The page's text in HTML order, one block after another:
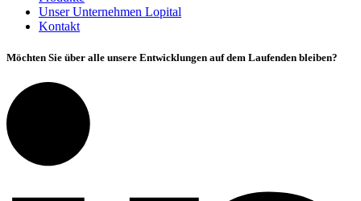
Unser Unternehmen Lopital
Kontakt
Möchten Sie über alle unsere Entwicklungen auf dem Laufenden bleiben?